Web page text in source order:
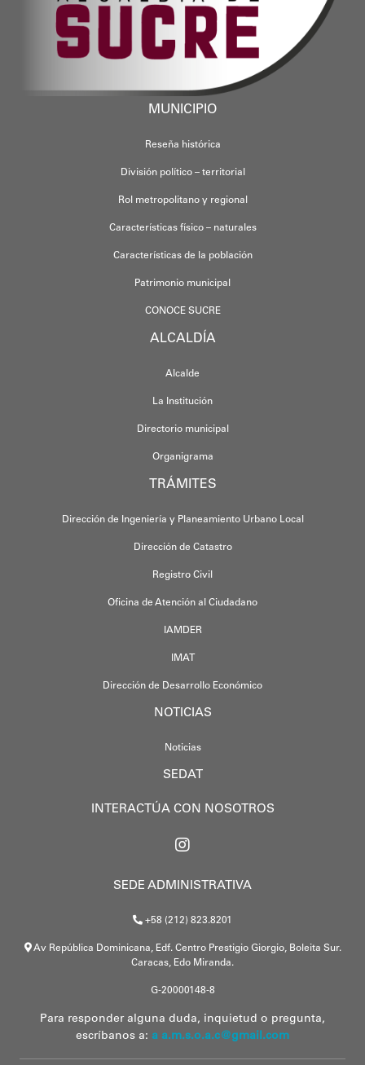
MUNICIPIO
Reseña histórica
División político – territorial
Rol metropolitano y regional
Características físico – naturales
Características de la población
Patrimonio municipal
CONOCE SUCRE
ALCALDÍA
Alcalde
La Institución
Directorio municipal
Organigrama
TRÁMITES
Dirección de Ingeniería y Planeamiento Urbano Local
Dirección de Catastro
Registro Civil
Oficina de Atención al Ciudadano
IAMDER
IMAT
Dirección de Desarrollo Económico
NOTICIAS
Noticias
SEDAT
INTERACTÚA CON NOSOTROS
SEDE ADMINISTRATIVA
+58 (212) 823.8201
Av República Dominicana, Edf. Centro Prestigio Giorgio, Boleita Sur.
Caracas, Edo Miranda.
G-20000148-8
Para responder alguna duda, inquietud o pregunta,
escríbanos a: a a.m.s.o.a.c@gmail.com